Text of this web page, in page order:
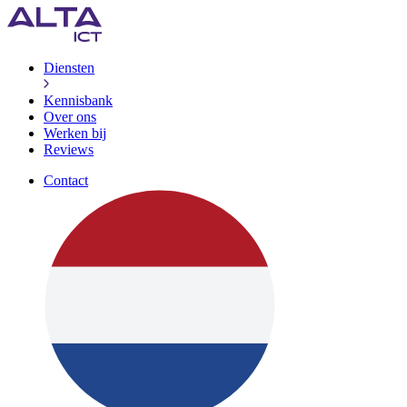
Diensten
Kennisbank
Over ons
Werken bij
Reviews
Contact